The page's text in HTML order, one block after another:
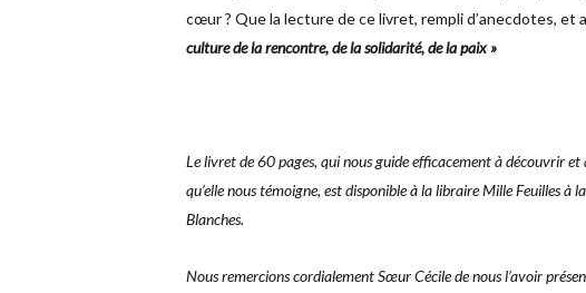
cœur ? Que la lecture de ce livret, rempli d’anecdotes, et
culture de la rencontre, de la solidarité, de la paix »
Le livret de 60 pages, qui nous guide efficacement à découvrir
qu’elle nous témoigne, est disponible à la libraire Mille Feuilles à
Blanches.
Nous remercions cordialement Sœur Cécile de nous l’avoir